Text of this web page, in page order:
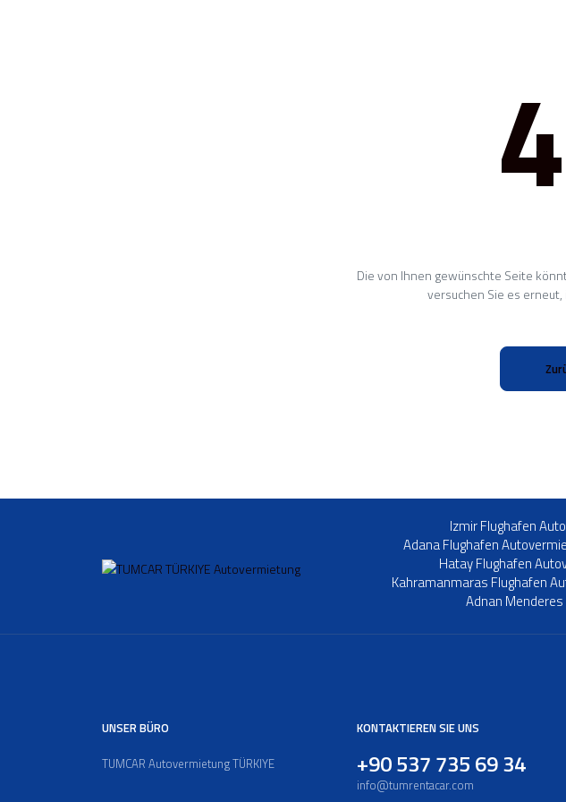
4
Die von Ihnen gewünschte Seite
versuchen Sie es
Izmir Flughafen
Adana Flughafen
Hatay Flughafen
Kahramanmaras Flughafen
Adnan
UNSER BÜRO
TUMCAR Autovermietung TÜRKIYE
KONTAKTIEREN SIE UNS
+90 537 735 69 34
info@tumrentacar.com